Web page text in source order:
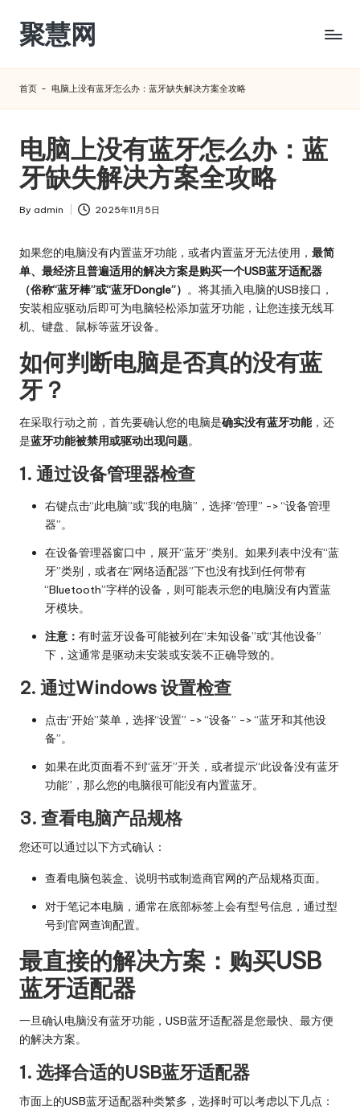
Skip
content
聚慧网
首页 - 电脑上没有蓝牙怎么办：蓝牙缺失解决方案全攻略
电脑上没有蓝牙怎么办：蓝
牙缺失解决方案全攻略
Posted
By admin 2025年11月5日
如果您的电脑没有内置蓝牙功能，或者内置蓝牙无法使用， 最简
单、最经济且普遍适用的解决方案是购买一个USB蓝牙适配器
（俗称“蓝牙棒”或“蓝牙Dongle”） 。将其插入电脑的USB接口，
安装相应驱动后即可为电脑轻松添加蓝牙功能，让您连接无线耳
机、键盘、鼠标等蓝牙设备。
如何判断电脑是否真的没有蓝
牙？
在采取行动之前，首先要确认您的电脑是确实没有蓝牙功能，还
是蓝牙功能被禁用或驱动出现问题。
1. 通过设备管理器检查
右键点击“此电脑”或“我的电脑”，选择“管理” -> “设备管理
器”。
在设备管理器窗口中，展开“蓝牙”类别。如果列表中没有“蓝
牙”类别，或者在“网络适配器”下也没有找到任何带有
“Bluetooth”字样的设备，则可能表示您的电脑没有内置蓝
牙模块。
注意： 有时蓝牙设备可能被列在“未知设备”或“其他设备”
下，这通常是驱动未安装或安装不正确导致的。
2. 通过Windows 设置检查
点击“开始”菜单，选择“设置” -> “设备” -> “蓝牙和其他设
备”。
如果在此页面看不到“蓝牙”开关，或者提示“此设备没有蓝牙
功能”，那么您的电脑很可能没有内置蓝牙。
3. 查看电脑产品规格
您还可以通过以下方式确认：
查看电脑包装盒、说明书或制造商官网的产品规格页面。
对于笔记本电脑，通常在底部标签上会有型号信息，通过型
号到官网查询配置。
最直接的解决方案：购买USB
蓝牙适配器
一旦确认电脑没有蓝牙功能，USB蓝牙适配器是您最快、最方便
的解决方案。
1. 选择合适的USB蓝牙适配器
市面上的USB蓝牙适配器种类繁多，选择时可以考虑以下几点：